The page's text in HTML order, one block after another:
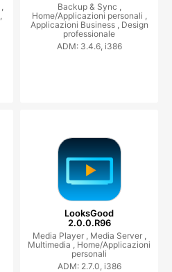
Backup & Sync ,
Home/Applicazioni personali ,
Applicazioni Business , Design
professionale
ADM: 3.4.6, i386
LooksGood
2.0.0.R96
Media Player , Media Server ,
Multimedia , Home/Applicazioni
personali
ADM: 2.7.0, i386